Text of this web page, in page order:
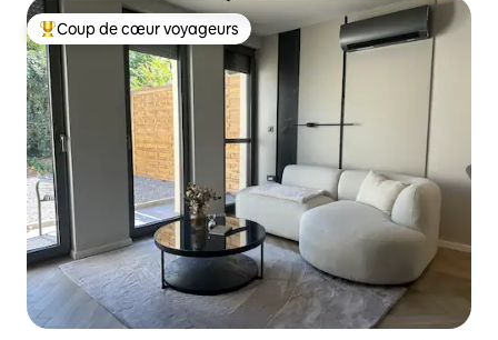
Coups de cœur voyageurs les plus appréciés
Coup de cœur voyageurs